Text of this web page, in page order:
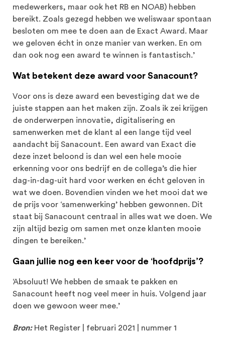
medewerkers, maar ook het RB en NOAB) hebben
bereikt. Zoals gezegd hebben we weliswaar spontaan
besloten om mee te doen aan de Exact Award. Maar
we geloven écht in onze manier van werken. En om
dan ook nog een award te winnen is fantastisch.’
Wat betekent deze award voor Sanacount?
Voor ons is deze award een bevestiging dat we de
juiste stappen aan het maken zijn. Zoals ik zei krijgen
de onderwerpen innovatie, digitalisering en
samenwerken met de klant al een lange tijd veel
aandacht bij Sanacount. Een award van Exact die
deze inzet beloond is dan wel een hele mooie
erkenning voor ons bedrijf en de collega’s die hier
dag-in-dag-uit hard voor werken en écht geloven in
wat we doen. Bovendien vinden we het mooi dat we
de prijs voor ‘samenwerking’ hebben gewonnen. Dit
staat bij Sanacount centraal in alles wat we doen. We
zijn altijd bezig om samen met onze klanten mooie
dingen te bereiken.’
Gaan jullie nog een keer voor de ‘hoofdprijs’?
‘Absoluut! We hebben de smaak te pakken en
Sanacount heeft nog veel meer in huis. Volgend jaar
doen we gewoon weer mee.’
Bron: Het Register | februari 2021 | nummer 1